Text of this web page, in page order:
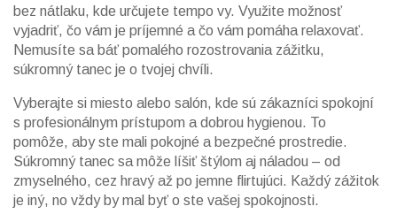
bez nátlaku, kde určujete tempo vy. Využite možnosť
vyjadriť, čo vám je príjemné a čo vám pomáha relaxovať.
Nemusíte sa báť pomalého rozostrovania zážitku,
súkromný tanec je o tvojej chvíli.
Vyberajte si miesto alebo salón, kde sú zákazníci spokojní
s profesionálnym prístupom a dobrou hygienou. To
pomôže, aby ste mali pokojné a bezpečné prostredie.
Súkromný tanec sa môže líšiť štýlom aj náladou – od
zmyselného, cez hravý až po jemne flirtujúci. Každý zážitok
je iný, no vždy by mal byť o ste vašej spokojnosti.